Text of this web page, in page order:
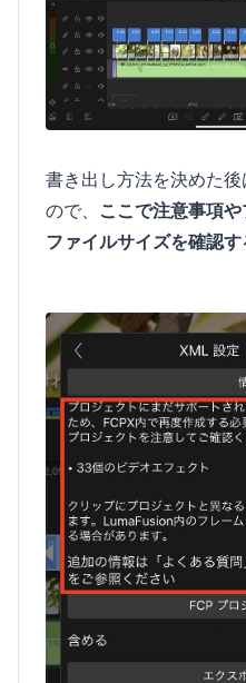
書き出し方法を決めた後
ので、 ここで注意事項
ファイルサイズを確認す